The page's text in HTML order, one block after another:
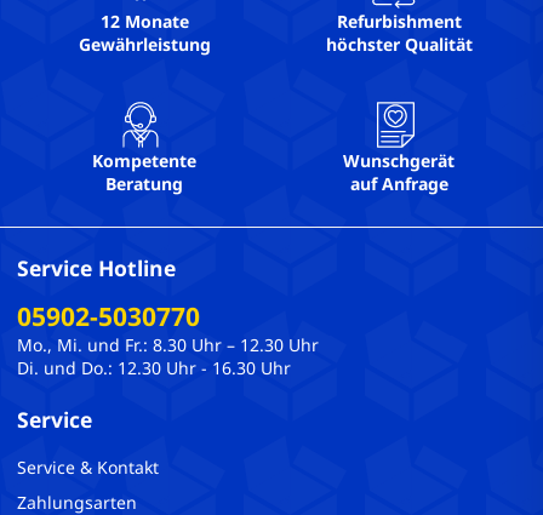
12 Monate
Gewährleistung
Refurbishment
höchster Qualität
Kompetente
Beratung
Wunschgerät
auf Anfrage
Service Hotline
05902-5030770
Mo., Mi. und Fr.: 8.30 Uhr – 12.30 Uhr
Di. und Do.: 12.30 Uhr - 16.30 Uhr
Service
Service & Kontakt
Zahlungsarten